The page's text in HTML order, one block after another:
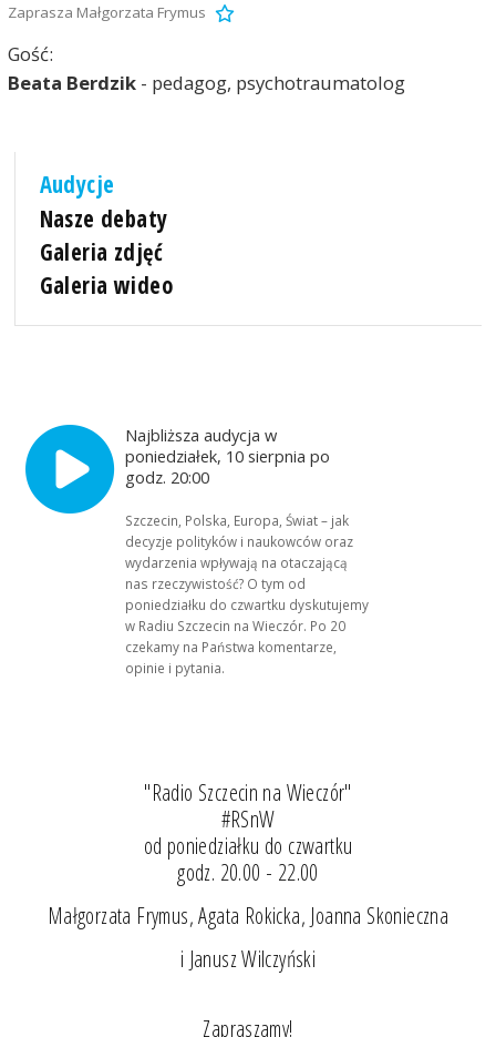
Zaprasza Małgorzata Frymus
Gość:
Beata Berdzik- pedagog, psychotraumatolog
Audycje
Nasze debaty
Galeria zdjęć
Galeria wideo
Najbliższa audycja w
poniedziałek, 10 sierpnia po
godz. 20:00
Szczecin, Polska, Europa, Świat – jak
decyzje polityków i naukowców oraz
wydarzenia wpływają na otaczającą
nas rzeczywistość? O tym od
poniedziałku do czwartku dyskutujemy
w Radiu Szczecin na Wieczór. Po 20
czekamy na Państwa komentarze,
opinie i pytania.
"Radio Szczecin na Wieczór"
#RSnW
od poniedziałku do czwartku
godz. 20.00 - 22.00
Małgorzata Frymus, Agata Rokicka, Joanna Skonieczna
i Janusz Wilczyński
Zapraszamy!